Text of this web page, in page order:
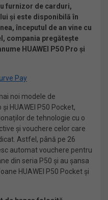
furnizor de carduri,
și este disponibilă în
începutul de an vine cu
compania pregătește
HUAWEI P50 Pro și
noi modele de
HUAWEI P50 Pocket,
de tehnologie cu o
și vouchere celor care
Astfel, până pe 26
automat vouchere pentru
din seria P50 și au șansa
HUAWEI P50 Pocket și